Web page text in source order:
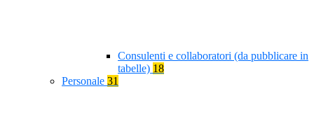
Consulenti e collaboratori (da pubblicare in
tabelle) 18
Personale 31